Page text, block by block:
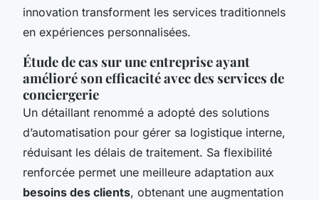
innovation transforment les services traditionnels
en expériences personnalisées.
Étude de cas sur une entreprise ayant
amélioré son efficacité avec des services de
conciergerie
Un détaillant renommé a adopté des solutions
d’automatisation pour gérer sa logistique interne,
réduisant les délais de traitement. Sa flexibilité
renforcée permet une meilleure adaptation aux
besoins des clients, obtenant une augmentation